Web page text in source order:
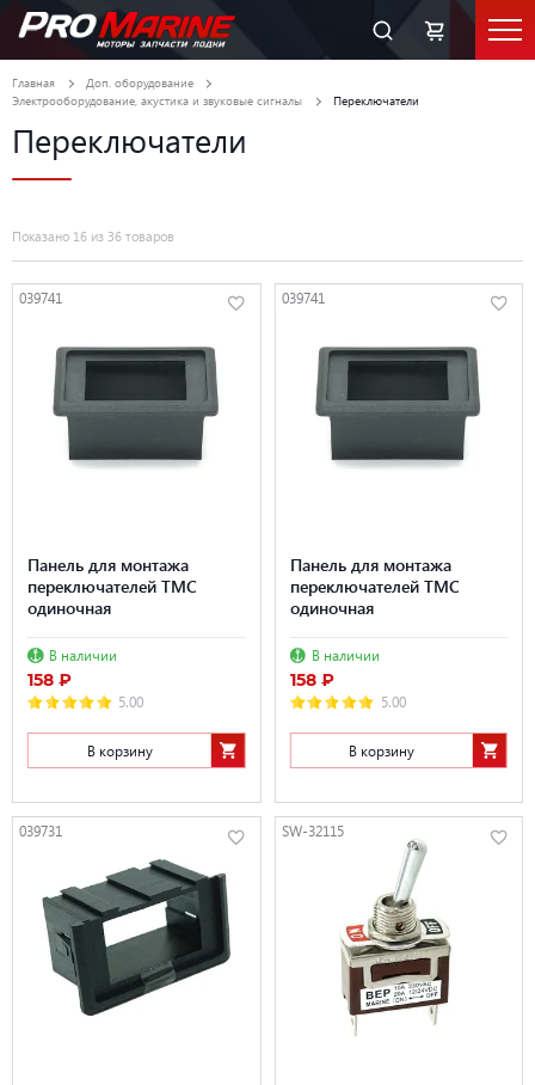
Главная
Доп. оборудование
Электрооборудование, акустика и звуковые сигналы
Переключатели
Переключатели
Показано 16 из 36 товаров
039741
Панель для монтажа
переключателей ТМС
одиночная
В наличии
158 ₽
5.00
В корзину
039741
Панель для монтажа
переключателей TMC
одиночная
В наличии
158 ₽
5.00
В корзину
039731 SW-32115